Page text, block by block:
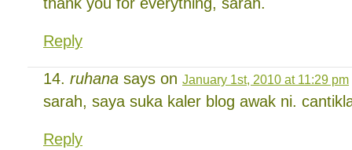
Reply
ruhana says on January 1st, 2010 at 11:29 pm
sarah, saya suka kaler blog awak ni.
Reply